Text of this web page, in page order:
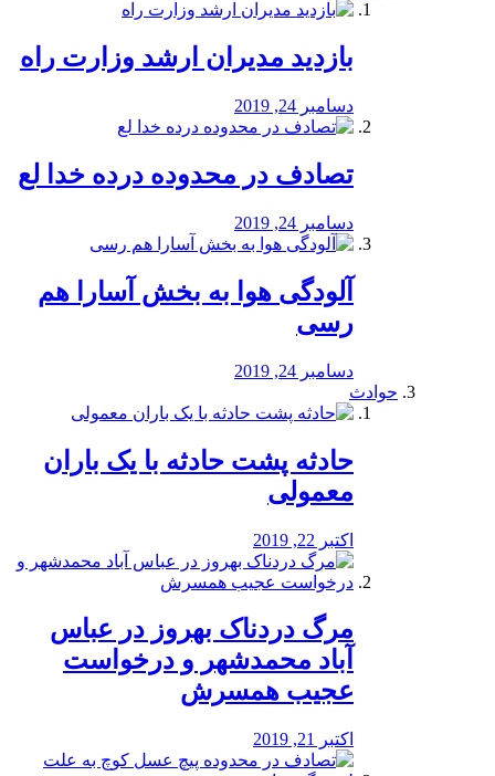
بازدید مدیران ارشد وزارت راه
دسامبر 24, 2019
تصادف در محدوده درده خدا لع
دسامبر 24, 2019
آلودگی هوا به بخش آسارا هم
رسی
دسامبر 24, 2019
حوادث
️حادثه پشت حادثه با یک باران
معمولی
اکتبر 22, 2019
مرگ دردناک بهروز در عباس
آباد محمدشهر و درخواست
عجیب همسرش
اکتبر 21, 2019